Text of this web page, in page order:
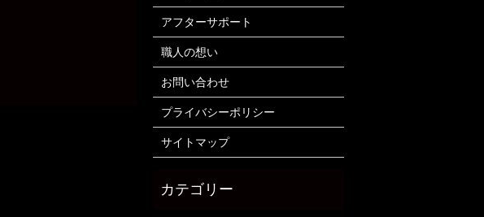
アフターサポート
職人の想い
お問い合わせ
プライバシーポリシー
サイトマップ